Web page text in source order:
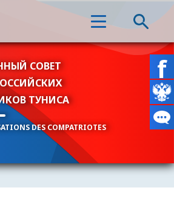
СОВЕТ
ТУНИСА
DES COMPATRIOTES